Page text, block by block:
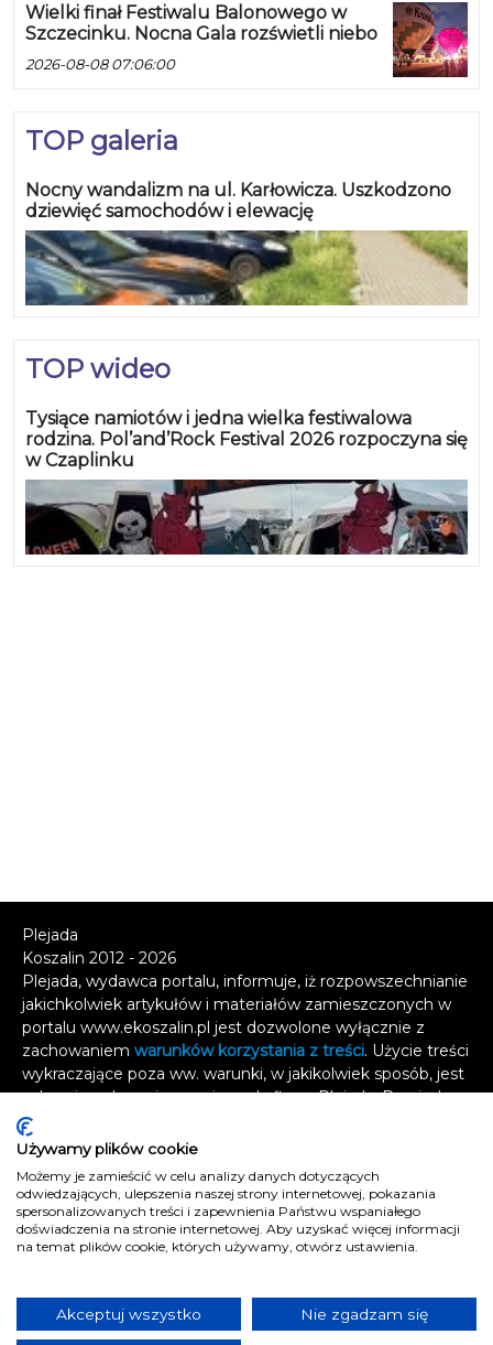
Wielki finał Festiwalu Balonowego w
Szczecinku. Nocna Gala rozświetli niebo
2026-08-08 07:06:00
TOP galeria
Nocny wandalizm na ul. Karłowicza. Uszkodzono
dziewięć samochodów i elewację
TOP wideo
Tysiące namiotów i jedna wielka festiwalowa
rodzina. Pol’and’Rock Festival 2026 rozpoczyna się
w Czaplinku
Plejada
Koszalin 2012 - 2026
Plejada, wydawca portalu, informuje, iż rozpowszechnianie
jakichkolwiek artykułów i materiałów zamieszczonych w
portalu www.ekoszalin.pl jest dozwolone wyłącznie z
zachowaniem warunków korzystania z treści. Użycie treści
wykraczające poza ww. warunki, w jakikolwiek sposób, jest
zabronione bez pisemnej zgody firmy Plejada. Dowiedz
się, w jaki sposób możesz uzyskać
wykorzystanie treści.
Naruszenie tych zasad jest łamaniem prawa i grozi
odpowiedzialnością karną.
Wszelkie prawa zastrzeżone.
Kontakt
Polityka prywatności
Używamy plików cookie
Możemy je zamieścić w celu analizy danych dotyczących
odwiedzających, ulepszenia naszej strony internetowej, pokazania
spersonalizowanych treści i zapewnienia Państwu wspaniałego
doświadczenia na stronie internetowej. Aby uzyskać więcej informacji
na temat plików cookie, których używamy, otwórz ustawienia.
Akceptuj wszystko Nie zgadzam się